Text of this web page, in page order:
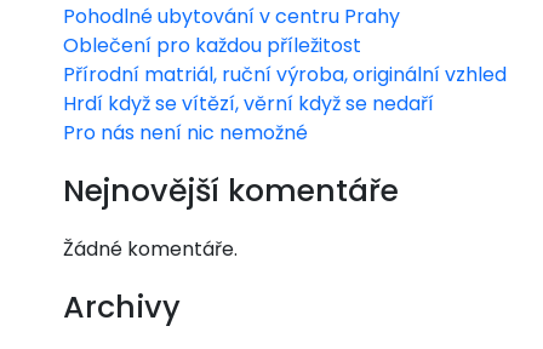
You
Tub
e
Pohodlné ubytování v centru Prahy
Oblečení pro každou příležitost
Přírodní matriál, ruční výroba, originální vzhled
Hrdí když se vítězí, věrní když se nedaří
Pro nás není nic nemožné
Nejnovější komentáře
Žádné komentáře.
Archivy